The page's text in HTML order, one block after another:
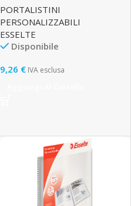
antiriflesso – trasparente –
Esselte
PORTALISTINI
PERSONALIZZABILI
ESSELTE
Disponibile
9,26 €IVA esclusa